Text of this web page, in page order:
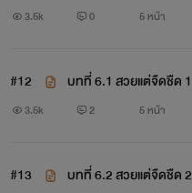
3.5k 0 5 หน้า
#12 บทที่ 6.1 สวยแต่จืดชืด 1
3.5k 2 5 หน้า
#13 บทที่ 6.2 สวยแต่จืดชืด 2